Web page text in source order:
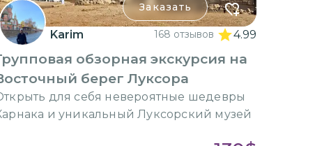
Заказать
Karim 168 отзывов 4.99
обзорная экскурсия на
берег Луксора
для себя невероятные шедевры
и уникальный Луксорский музей